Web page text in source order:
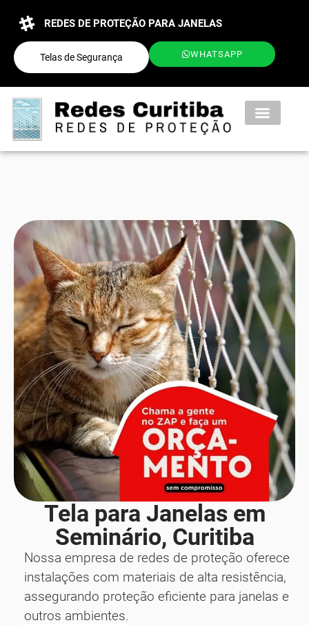
REDES DE PROTEÇÃO PARA JANELAS
Telas de Segurança WHATSAPP
Tela para Janelas em
Seminário, Curitiba
Nossa empresa de redes de proteção oferece
instalações com materiais de alta resistência,
assegurando proteção eficiente para janelas e
outros ambientes.